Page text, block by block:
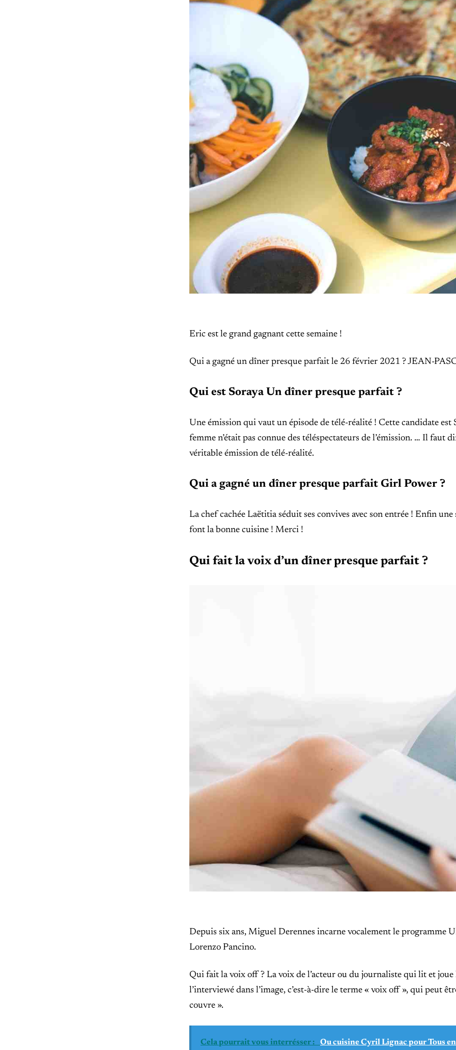
Eric est le grand gagnant cette semaine !
Qui a gagné un dîner presque parfait le 26 février 2021 ? JEAN-
Qui est Soraya Un dîner presque parfait ?
Une émission qui vaut un épisode de télé-réalité ! Cette candidate
femme n’était pas connue des téléspectateurs de l’émission. … Il faut
véritable émission de télé-réalité.
Qui a gagné un dîner presque parfait Girl Power ?
La chef cachée Laëtitia séduit ses convives avec son entrée ! Enfin
font la bonne cuisine ! Merci !
Qui fait la voix d’un dîner presque parfait ?
Depuis six ans, Miguel Derennes incarne vocalement le programme
Lorenzo Pancino.
Qui fait la voix off ? La voix de l’acteur ou du journaliste qui lit et
l’interviewé dans l’image, c’est-à-dire le terme « voix off », qui peut
couvre ».
Cela pourrait vous interrésser : Ou cuisine Cyril Lignac pour Tous